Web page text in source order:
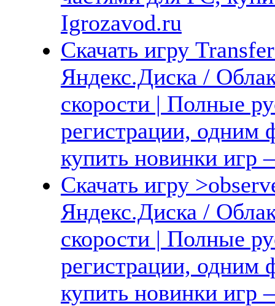
Igrozavod.ru
Скачать игру
Яндекс.Диска /
скорости | Полные
регистрации, одним
купить новинки
Скачать игру
Яндекс.Диска /
скорости | Полные
регистрации, одним
купить новинки